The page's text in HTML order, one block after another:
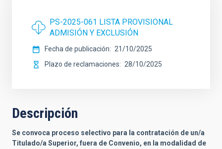
PS-2025-061 LISTA PROVISIONAL
ADMISIÓN Y EXCLUSIÓN
Fecha de publicación
21/10/2025
Plazo de reclamaciones
28/10/2025
Descripción
Se convoca proceso selectivo para la contratación de un/a
Titulado/a Superior, fuera de Convenio, en la modalidad de